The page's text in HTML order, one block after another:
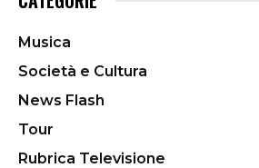
Musica
Società e Cultura
News Flash
Tour
Rubrica Televisione